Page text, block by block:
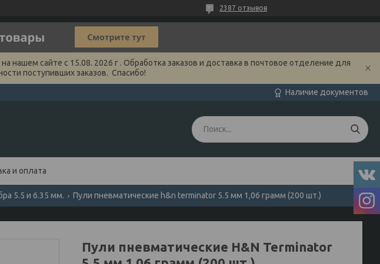
2387 отзывов
сайте с 15.08. 2026 г . Обработка заказов и доставка в почтовое отделение для
поступивших заказов. Спасибо!
Наличие документов
и оплата
5.5 и 6.35 мм. Пули пневматические h&n terminator 5.5 мм 1,06 грамм (200 шт.)
Пули пневматические H&N Terminator